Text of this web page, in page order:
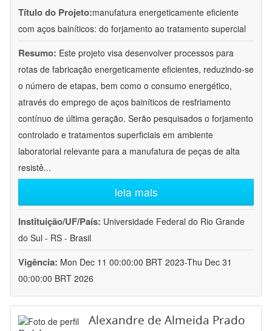
Título do Projeto:manufatura energeticamente eficiente
com aços bainíticos: do forjamento ao tratamento supercial
Resumo: Este projeto visa desenvolver processos para
rotas de fabricação energeticamente eficientes, reduzindo-se
o número de etapas, bem como o consumo energético,
através do emprego de aços bainíticos de resfriamento
contínuo de última geração. Serão pesquisados o forjamento
controlado e tratamentos superficiais em ambiente
laboratorial relevante para a manufatura de peças de alta
resistê...
leia mais
Instituição/UF/País: Universidade Federal do Rio Grande
do Sul - RS - Brasil
Vigência: Mon Dec 11 00:00:00 BRT 2023-Thu Dec 31
00:00:00 BRT 2026
Alexandre de Almeida Prado